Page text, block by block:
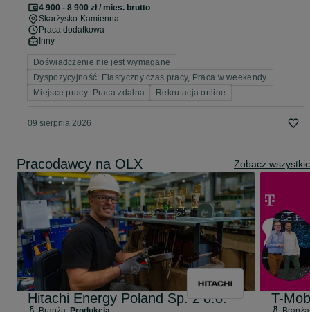
4 900 - 8 900 zł / mies. brutto
Skarżysko-Kamienna
Praca dodatkowa
Inny
Doświadczenie nie jest wymagane
Dyspozycyjność: Elastyczny czas pracy, Praca w weekendy
Miejsce pracy: Praca zdalna
Rekrutacja online
09 sierpnia 2026
Pracodawcy na OLX Zobacz
Hitachi Energy Poland Sp. z o.o. T-